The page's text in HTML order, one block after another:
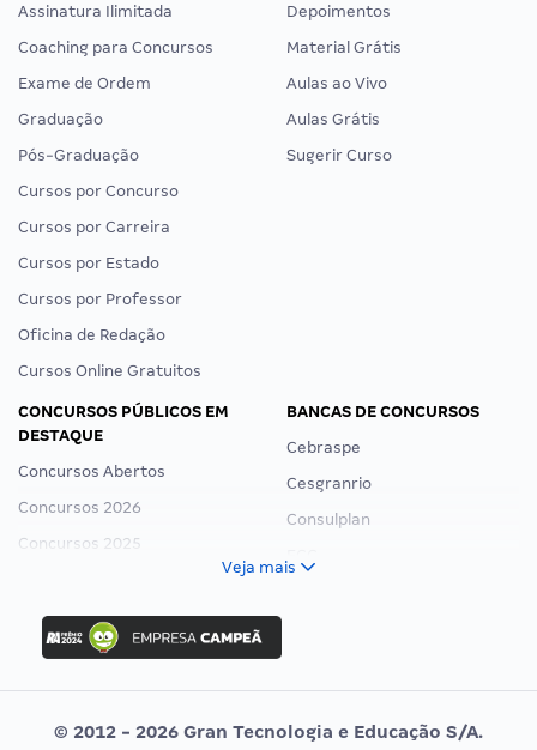
Assinatura Ilimitada
Coaching para Concursos
Exame de Ordem
Graduação
Pós-Graduação
Cursos por Concurso
Cursos por Carreira
Cursos por Estado
Cursos por Professor
Oficina de Redação
Cursos Online Gratuitos
Depoimentos
Material Grátis
Aulas ao Vivo
Aulas Grátis
Sugerir Curso
CONCURSOS PÚBLICOS EM
DESTAQUE
Concursos Abertos
Concursos 2026
Concursos 2025
Concurso Ibama
Concurso MPU
Editais publicados
BANCAS DE CONCURSOS
Cebraspe
Cesgranrio
Consulplan
Vunesp
Veja mais
© 2012 - 2026 Gran Tecnologia e Educação S/A.